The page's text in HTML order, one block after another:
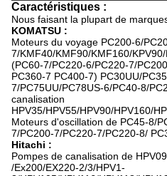
Caractéristiques :
Nous faisant la plupart de
KOMATSU :
Moteurs du voyage PC200-6/
7/KMF40/KMF90/KMF160/
(PC60-7/PC220-6/PC220-7/
PC360-7 PC400-7) PC30UU/
7/PC75UU/PC78US-6/PC40-8/
canalisation
HPV35/HPV55/HPV90/HPV160/
Moteurs d'oscillation de PC45-8/
7/PC200-7/PC220-7/PC220-8/
Hitachi :
Pompes de canalisation de
/Ex200/EX220-2/3/HPV1-